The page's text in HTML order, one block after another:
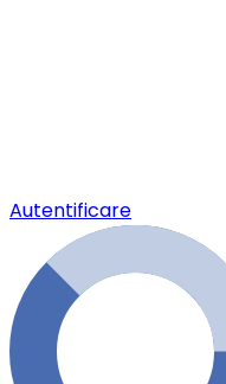
Autentificare